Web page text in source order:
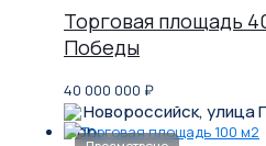
Торговая площадь
Победы
40 000 000 ₽
Новороссийск, улица